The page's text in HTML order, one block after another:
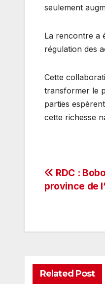
seulement
La rencontre a
régulation des
Cette
transformer le
parties
cette richesse
de
RDC :
province de
Related Post